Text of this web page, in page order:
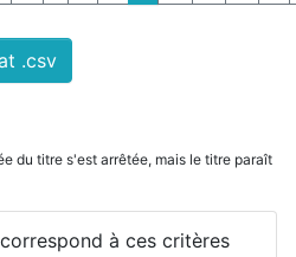
.csv
du titre s'est arrêtée, mais le titre paraît
à ces critères